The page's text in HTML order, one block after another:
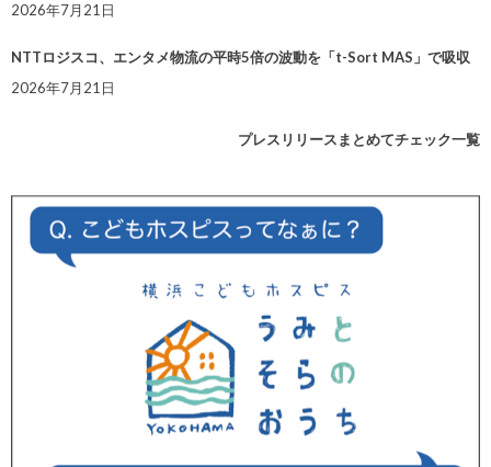
2026年7月21日
NTTロジスコ、エンタメ物流の平時5倍の波動を「t-Sort MAS」で吸収
2026年7月21日
プレスリリースまとめてチェック一覧